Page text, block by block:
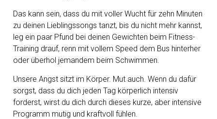
Das kann sein, dass du mit voller Wucht für zehn Minuten
zu deinen Lieblingssongs tanzt, bis du nicht mehr kannst,
leg ein paar Pfund bei deinen Gewichten beim Fitness-
Training drauf, renn mit vollem Speed dem Bus hinterher
oder überhol jemandem beim Schwimmen.
Unsere Angst sitzt im Körper. Mut auch. Wenn du dafür
sorgst, dass du dich jeden Tag körperlich intensiv
forderst, wirst du dich durch dieses kurze, aber intensive
Programm mutig und kraftvoll fühlen.